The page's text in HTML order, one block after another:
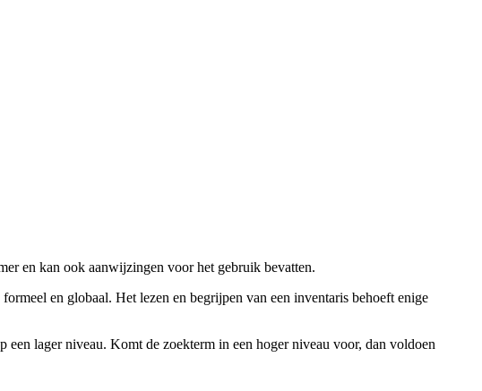
en kan ook aanwijzingen voor het gebruik bevatten.
en globaal. Het lezen en begrijpen van een inventaris behoeft enige
lager niveau. Komt de zoekterm in een hoger niveau voor, dan voldoen